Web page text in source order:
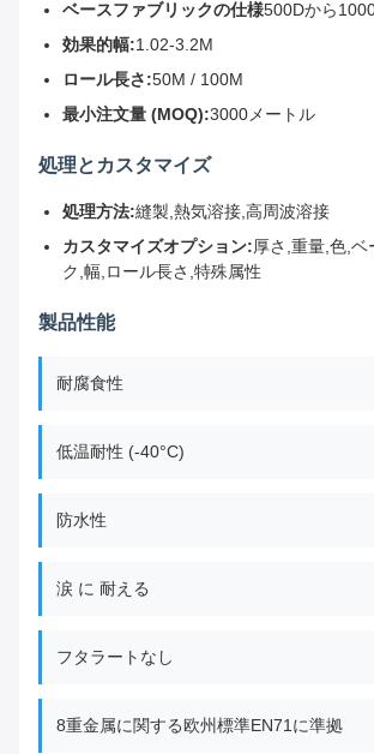
ベースファブリックの仕様500Dから
効果的幅:1.02-3.2M
ロール長さ:50M / 100M
最小注文量 (MOQ):3000メートル
処理とカスタマイズ
処理方法:縫製,熱気溶接,高周波溶接
カスタマイズオプション:厚さ,重量,色,ベ
ク,幅,ロール長さ,特殊属性
製品性能
耐腐食性
低温耐性 (-40°C)
防水性
涙 に 耐える
フタラートなし
8重金属に関する欧州標準EN71に準拠